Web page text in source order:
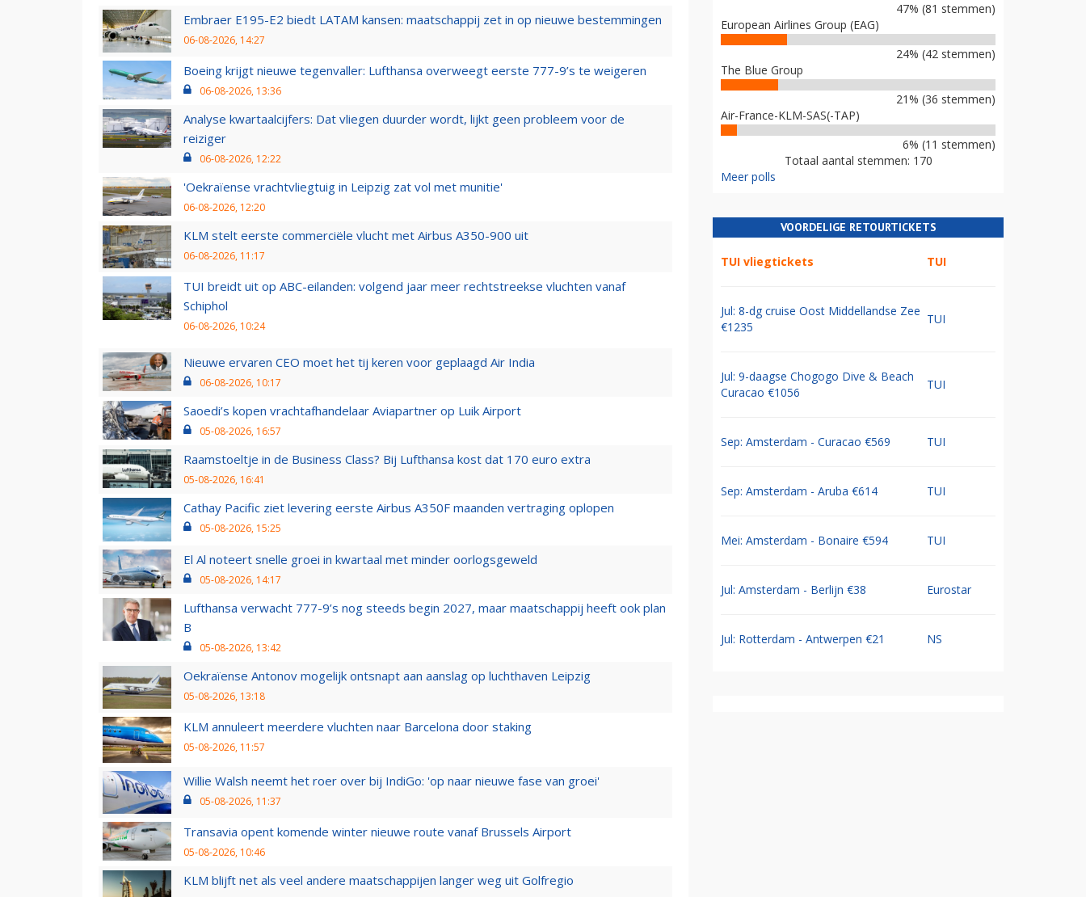
Embraer E195-E2 biedt LATAM kansen: maatschappij zet in op nieuwe bestemmingen
06-08-2026, 14:27
Boeing krijgt nieuwe tegenvaller: Lufthansa overweegt eerste 777-9’s te weigeren
06-08-2026, 13:36
Analyse kwartaalcijfers: Dat vliegen duurder wordt, lijkt geen probleem voor de
reiziger
06-08-2026, 12:22
'Oekraïense vrachtvliegtuig in Leipzig zat vol met munitie'
06-08-2026, 12:20
KLM stelt eerste commerciële vlucht met Airbus A350-900 uit
06-08-2026, 11:17
TUI breidt uit op ABC-eilanden: volgend jaar meer rechtstreekse vluchten vanaf
Schiphol
06-08-2026, 10:24
Nieuwe ervaren CEO moet het tij keren voor geplaagd Air India
06-08-2026, 10:17
Saoedi’s kopen vrachtafhandelaar Aviapartner op Luik Airport
05-08-2026, 16:57
Raamstoeltje in de Business Class? Bij Lufthansa kost dat 170 euro extra
05-08-2026, 16:41
Cathay Pacific ziet levering eerste Airbus A350F maanden vertraging oplopen
05-08-2026, 15:25
El Al noteert snelle groei in kwartaal met minder oorlogsgeweld
05-08-2026, 14:17
Lufthansa verwacht 777-9’s nog steeds begin 2027, maar maatschappij heeft ook plan
B
05-08-2026, 13:42
Oekraïense Antonov mogelijk ontsnapt aan aanslag op luchthaven Leipzig
05-08-2026, 13:18
KLM annuleert meerdere vluchten naar Barcelona door staking
05-08-2026, 11:57
Willie Walsh neemt het roer over bij IndiGo: 'op naar nieuwe fase van groei'
05-08-2026, 11:37
Transavia opent komende winter nieuwe route vanaf Brussels Airport
05-08-2026, 10:46
KLM blijft net als veel andere maatschappijen langer weg uit Golfregio
47% (81 stemmen)
European Airlines Group (EAG)
24% (42 stemmen)
The Blue Group
21% (36 stemmen)
Air-France-KLM-SAS(-TAP)
6% (11 stemmen)
Totaal aantal stemmen: 170
Meer polls
VOORDELIGE RETOURTICKETS
TUI vliegtickets TUI
Jul: 8-dg cruise Oost Middellandse Zee
€1235
TUI
Jul: 9-daagse Chogogo Dive & Beach
Curacao €1056
TUI
Sep: Amsterdam - Curacao €569 TUI
Sep: Amsterdam - Aruba €614 TUI
Mei: Amsterdam - Bonaire €594 TUI
Jul: Amsterdam - Berlijn €38 Eurostar
Jul: Rotterdam - Antwerpen €21 NS